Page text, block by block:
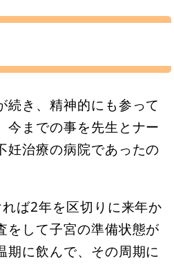
き、精神的にも参って
今までの事を先生とナー
妊治療の病院であったの
ば2年を区切りに来年か
をして子宮の準備状態が
期に飲んで、その周期に